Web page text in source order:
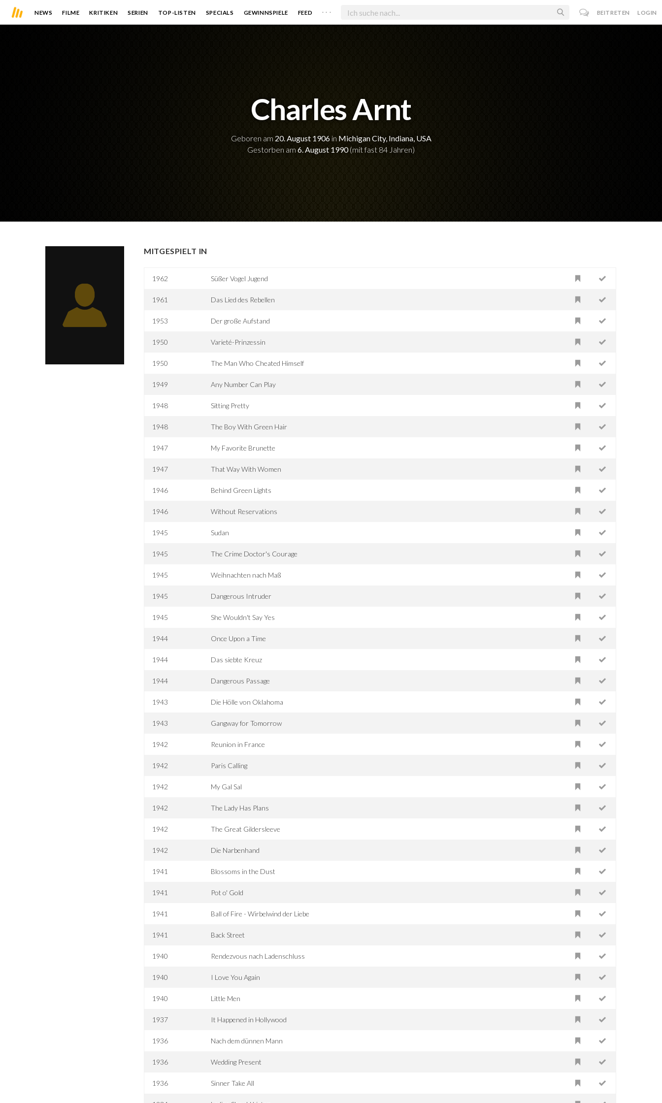
NEWS FILME KRITIKEN SERIEN TOP-LISTEN SPECIALS GEWINNSPIELE FEED . . . BEITRETEN LOGIN
Charles Arnt
Geboren am 20. August 1906in Michigan City, Indiana, USA
Gestorben am 6. August 1990(mit fast 84 Jahren)
MITGESPIELT IN
1962 Süßer Vogel Jugend
1961 Das Lied des Rebellen
1953 Der große Aufstand
1950 Varieté-Prinzessin
1950 The Man Who Cheated Himself
1949 Any Number Can Play
1948 Sitting Pretty
1948 The Boy With Green Hair
1947 My Favorite Brunette
1947 That Way With Women
1946 Behind Green Lights
1946 Without Reservations
1945 Sudan
1945 The Crime Doctor's Courage
1945 Weihnachten nach Maß
1945 Dangerous Intruder
1945 She Wouldn't Say Yes
1944 Once Upon a Time
1944 Das siebte Kreuz
1944 Dangerous Passage
1943 Die Hölle von Oklahoma
1943 Gangway for Tomorrow
1942 Reunion in France
1942 Paris Calling
1942 My Gal Sal
1942 The Lady Has Plans
1942 The Great Gildersleeve
1942 Die Narbenhand
1941 Blossoms in the Dust
1941 Pot o' Gold
1941 Ball of Fire - Wirbelwind der Liebe
1941 Back Street
1940 Rendezvous nach Ladenschluss
1940 I Love You Again
1940 Little Men
1937 It Happened in Hollywood
1936 Nach dem dünnen Mann
1936 Wedding Present
1936 Sinner Take All